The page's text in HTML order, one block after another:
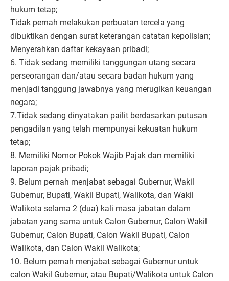
hukum tetap;
Tidak pernah melakukan perbuatan tercela yang
dibuktikan dengan surat keterangan catatan kepolisian;
Menyerahkan daftar kekayaan pribadi;
6. Tidak sedang memiliki tanggungan utang secara
perseorangan dan/atau secara badan hukum yang
menjadi tanggung jawabnya yang merugikan keuangan
negara;
7.Tidak sedang dinyatakan pailit berdasarkan putusan
pengadilan yang telah mempunyai kekuatan hukum
tetap;
8. Memiliki Nomor Pokok Wajib Pajak dan memiliki
laporan pajak pribadi;
9. Belum pernah menjabat sebagai Gubernur, Wakil
Gubernur, Bupati, Wakil Bupati, Walikota, dan Wakil
Walikota selama 2 (dua) kali masa jabatan dalam
jabatan yang sama untuk Calon Gubernur, Calon Wakil
Gubernur, Calon Bupati, Calon Wakil Bupati, Calon
Walikota, dan Calon Wakil Walikota;
10. Belum pernah menjabat sebagai Gubernur untuk
calon Wakil Gubernur, atau Bupati/Walikota untuk Calon